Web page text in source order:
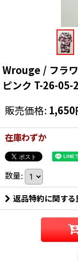
Wrouge / フラ
ピンク T-26-
販売価格: 1,650
在庫わずか
数量:
返品特約に関す